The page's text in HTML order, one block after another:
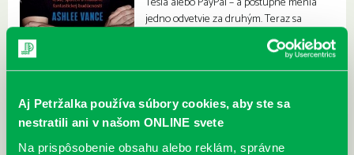
Aj Petržalka používa súbory cookies, aby ste sa
nestratili ani v našom ONLINE svete
Na prispôsobenie obsahu alebo reklám, správne
jedno odvetvie za druhým. Teraz sa
rozhodli zmeniť to najväčšie: vesmír.